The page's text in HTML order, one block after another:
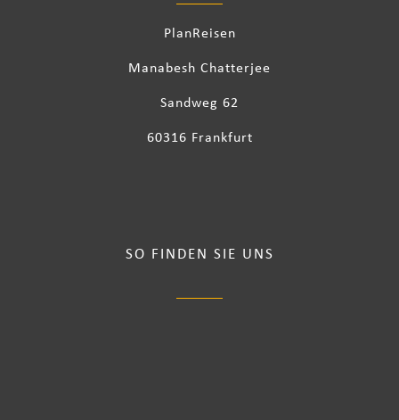
PlanReisen
Manabesh Chatterjee
Sandweg 62
60316 Frankfurt
SO FINDEN SIE UNS